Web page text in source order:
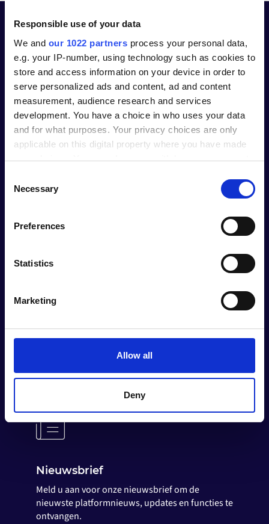
Responsible use of your data
We and our 1022 partners process your personal data,
e.g. your IP-number, using technology such as cookies to
store and access information on your device in order to
serve personalized ads and content, ad and content
measurement, audience research and services
development. You have a choice in who uses your data
and for what purposes. Your privacy choices are only
applicable on this digital property where you have made
your choices. You can change or withdraw your consent
the Privacy trigger icon.
Collect information about your geographical location
Identify your device by actively scanning it for
Find out more about how your personal data is processed
and set your preferences in the
Alumio uses cookies on its website. A cookie is a small
text file that a web browser saves to your computer. You
browser settings accordingly. This could affect the
functioning of the website, however. We also use third-
on the internet
Selection
Necessary
Preferences
Statistics
Marketing
Allow all
Deny
Alumio-forum
Word lid van onze exclusieve Alumio-community
om uw integratietraject te optimaliseren.
Contact opnemen met de
Neem contact op met onze
integratievragen en snelle oplossingen.
Nieuwsbrief
Meld u aan voor onze nieuwsbrief om de
nieuwste platformnieuws, updates en functies te
ontvangen.